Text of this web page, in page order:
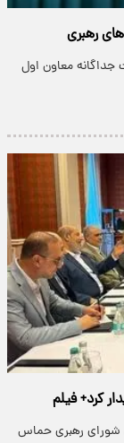
رهبری
جداگانه معاون اول
کرد+ فیلم
شورای رهبری حماس